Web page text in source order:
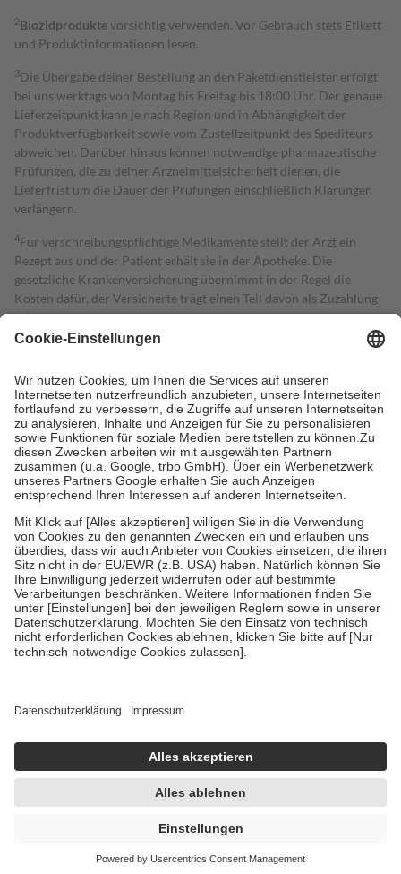
2Biozidproduktevorsichtig verwenden. Vor Gebrauch stets Etikett
und Produktinformationen lesen.
3Die Übergabe deiner Bestellung an den Paketdienstleister erfolgt
bei uns werktags von Montag bis Freitag bis 18:00 Uhr. Der genaue
Lieferzeitpunkt kann je nach Region und in Abhängigkeit der
Produktverfügbarkeit sowie vom Zustellzeitpunkt des Spediteurs
abweichen. Darüber hinaus können notwendige pharmazeutische
Prüfungen, die zu deiner Arzneimittelsicherheit dienen, die
Lieferfrist um die Dauer der Prüfungen einschließlich Klärungen
verlängern.
4Für verschreibungspflichtige Medikamente stellt der Arzt ein
Rezept aus und der Patient erhält sie in der Apotheke. Die
gesetzliche Krankenversicherung übernimmt in der Regel die
Kosten dafür, der Versicherte trägt einen Teil davon als Zuzahlung
mit.
Grundsätzlich leisten Mitglieder Zuzahlungen in Höhe von zehn
höchstens zehn Euro.
Es sind jedoch nie mehr als die tatsächlichen
Kosten der Leistung zu entrichten.
Diese Regeln gelten grundsätzlich auch für Online-Apotheken.
Bei Heilmitteln und häuslicher Krankenpflege beträgt die
Zuzahlung zehn Prozent der Kosten sowie zehn Euro je
Verordnung.
Um das Engagement der Versicherten für ihre eigene Gesundheit zu
stärken und die besondere Stellung der Familie zu unterstützen,
fallenkeine Zuzahlungenan bei:
• Kindern und Jugendlichen bis zum vollendeten 18. Lebensjahr
mit Ausnahme der Fahrkosten
• Untersuchungen zur Vorsorge und Früherkennung, die von der
GKV getragen werden
• empfohlenen Schutzimpfungen
• Harn- und Blutteststreifen
getroffen, um sicherzustellen, dass es sich um echte Bewertungen
https://help.etrusted.com/hc/de/articles/4419944605341
Einige Bilder und Inhalte wurden unter Zuhilfenahme künstlicher